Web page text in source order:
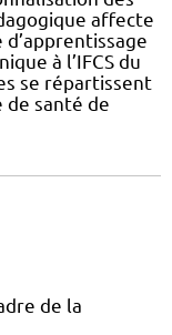
affecte
d’apprentissage
à l’IFCS du
se répartissent
de santé de
de la